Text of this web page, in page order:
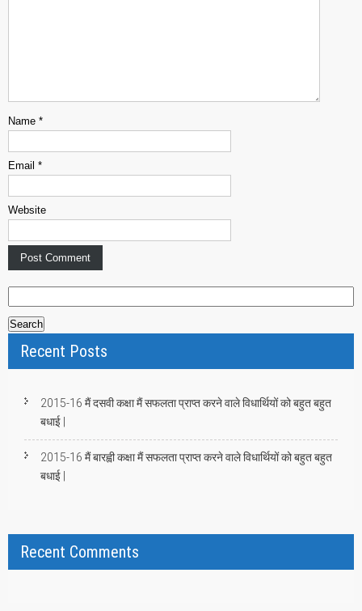
Name *
Email *
Website
e
a
c
Recent Posts
2015-16 मैं दसवी कक्षा मैं सफलता प्राप्त करने वाले विधार्थियों को बहुत बहुत
बधाई |
2015-16 मैं बारह्वी कक्षा मैं सफलता प्राप्त करने वाले विधार्थियों को बहुत बहुत
बधाई |
Recent Comments